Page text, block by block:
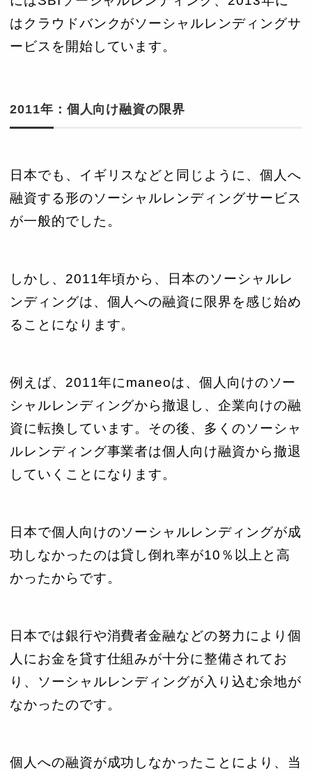
はクラウドバンクがソーシャルレンディングサ
ービスを開始しています。
2011年：個人向け融資の限界
日本でも、イギリスなどと同じように、個人へ
融資する形のソーシャルレンディングサービス
が一般的でした。
しかし、2011年頃から、日本のソーシャルレ
ンディングは、個人への融資に限界を感じ始め
ることになります。
例えば、2011年にmaneoは、個人向けのソー
シャルレンディングから撤退し、企業向けの融
資に転換しています。その後、多くのソーシャ
ルレンディング事業者は個人向け融資から撤退
していくことになります。
日本で個人向けのソーシャルレンディングが成
功しなかったのは貸し倒れ率が10％以上と高
かったからです。
日本では銀行や消費者金融などの努力により個
人にお金を貸す仕組みが十分に整備されてお
り、ソーシャルレンディングが入り込む余地が
なかったのです。
個人への融資が成功しなかったことにより、当